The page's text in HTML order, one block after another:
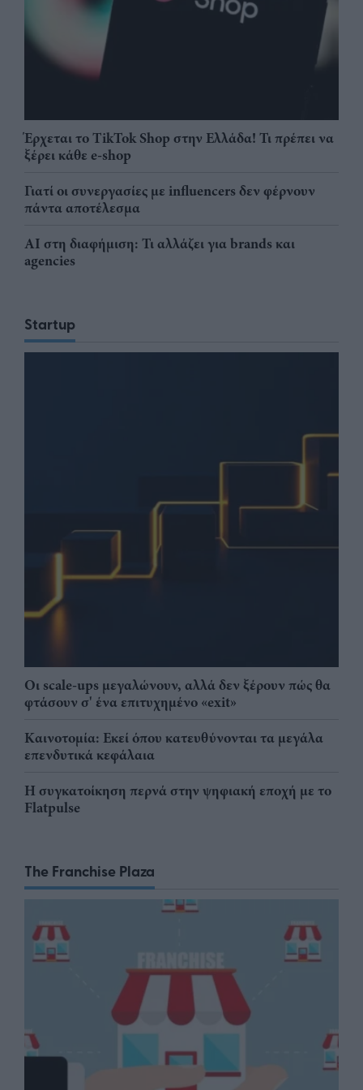
Έρχεται το TikTok Shop στην Ελλάδα! Τι πρέπει να
ξέρει κάθε e-shop
Γιατί οι συνεργασίες με influencers δεν φέρνουν
πάντα αποτέλεσμα
AI στη διαφήμιση: Τι αλλάζει για brands και
agencies
Startup
Οι scale-ups μεγαλώνουν, αλλά δεν ξέρουν πώς θα
φτάσουν σ' ένα επιτυχημένο «exit»
Καινοτομία: Εκεί όπου κατευθύνονται τα μεγάλα
επενδυτικά κεφάλαια
Η συγκατοίκηση περνά στην ψηφιακή εποχή με το
Flatpulse
The Franchise Plaza